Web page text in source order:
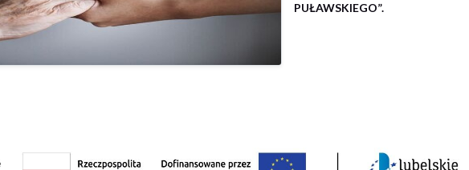
PUŁAWSKIEGO”.